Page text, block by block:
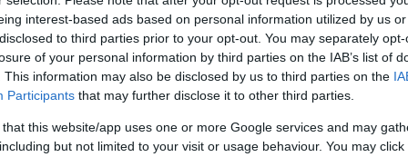
interest-based ads based on personal information utilized by us
to third parties prior to your opt-out. You may separately
of your personal information by third parties on the IAB’s list of
This information may also be disclosed by us to third parties on the
Participants that may further disclose it to other third parties.
that this website/app uses one or more Google services and may
but not limited to your visit or usage behaviour. You may
vállalkozáscsoport foglalkozik megyei
földrajzi piacokon végzik, így az olvasói piacon
körök között.
foglalkoztató, négy dunántúli